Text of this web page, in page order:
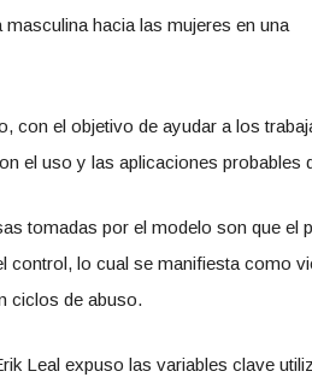
masculina hacia las mujeres en una
con el objetivo de ayudar a los
el uso y las aplicaciones probables
tomadas por el modelo son que el
control, lo cual se manifiesta como
ciclos de abuso.
Leal expuso las variables clave